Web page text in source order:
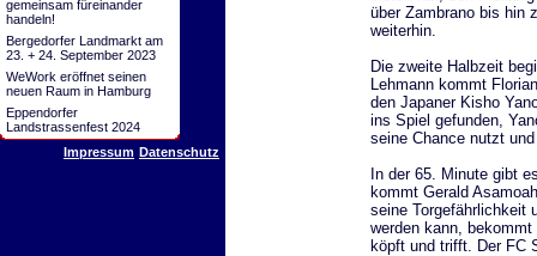
gemeinsam füreinander
handeln!
Bergedorfer Landmarkt am
23. + 24. September 2023
WeWork eröffnet seinen
neuen Raum in Hamburg
Eppendorfer
Landstrassenfest 2024
Impressum Datenschutz
über Zambrano bis hin
weiterhin.
Die zweite Halbzeit
Lehmann kommt
den Japaner Kisho
ins Spiel gefunden,
seine Chance nutzt
In der 65. Minute gibt
kommt Gerald
seine Torgefährlichkeit
werden kann,
köpft und trifft. Der FC